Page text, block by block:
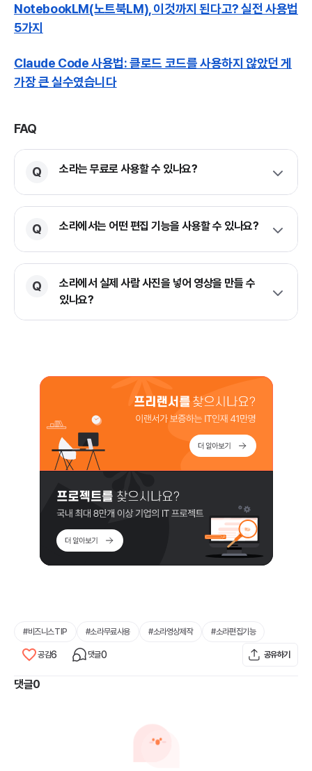
NotebookLM(노트북LM), 이것까지 된다고? 실전 사용법
5가지
Claude Code 사용법: 클로드 코드를 사용하지 않았던 게
가장 큰 실수였습니다
FAQ
소라는 무료로 사용할 수 있나요?
소라에서는 어떤 편집 기능을 사용할 수 있나요?
소라에서 실제 사람 사진을 넣어 영상을 만들 수
있나요?
#비즈니스TIP #소라무료사용 #소라영상제작 #소라편집기능
공감6 댓글0 공유하기
댓글0